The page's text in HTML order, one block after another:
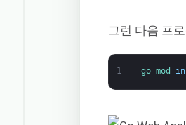
그런 다음 프
1 go mod